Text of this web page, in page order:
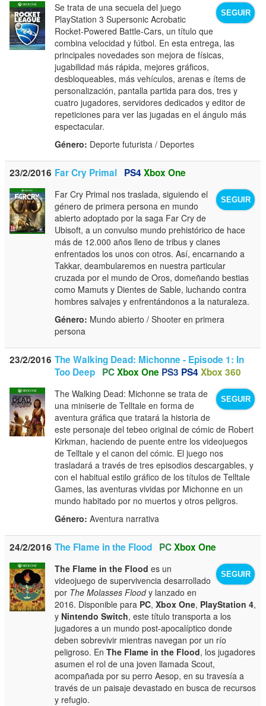
SEGUIR
Se trata de una secuela del juego
PlayStation 3 Supersonic Acrobatic
Rocket-Powered Battle-Cars, un título que
combina velocidad y fútbol. En esta entrega, las
principales novedades son mejora de físicas,
jugabilidad más rápida, mejores gráficos,
desbloqueables, más vehículos, arenas e ítems de
personalización, pantalla partida para dos, tres y
cuatro jugadores, servidores dedicados y editor de
repeticiones para ver las jugadas en el ángulo más
espectacular.
Género: Deporte futurista / Deportes
23/2/2016 Far Cry Primal PS4 Xbox One
SEGUIR
Far Cry Primal nos traslada, siguiendo el
género de primera persona en mundo
abierto adoptado por la saga Far Cry de
Ubisoft, a un convulso mundo prehistórico de hace
más de 12.000 años lleno de tribus y clanes
enfrentados los unos con otros. Así, encarnando a
Takkar, deambularemos en nuestra particular
cruzada por el mundo de Oros, domeñando bestias
como Mamuts y Dientes de Sable, luchando contra
hombres salvajes y enfrentándonos a la naturaleza.
Género: Mundo abierto / Shooter en primera
persona
23/2/2016 The Walking Dead: Michonne - Episode 1: In
Too Deep PCXbox One PS3 PS4 Xbox 360
SEGUIR
The Walking Dead: Michonne se trata de
una miniserie de Telltale en forma de
aventura gráfica que tratará la historia de
este personaje del tebeo original de cómic de Robert
Kirkman, haciendo de puente entre los videojuegos
de Telltale y el canon del cómic. El juego nos
trasladará a través de tres episodios descargables, y
con el habitual estilo gráfico de los títulos de Telltale
Games, las aventuras vividas por Michonne en un
mundo habitado por no muertos y otros peligros.
Género: Aventura narrativa
24/2/2016 The Flame in the Flood PCXbox One
SEGUIR
The Flame in the Flood es un
videojuego de supervivencia desarrollado
por The Molasses Floody lanzado en
2016. Disponible para PC,Xbox One, PlayStation 4,
y Nintendo Switch, este título transporta a los
jugadores a un mundo post-apocalíptico donde
deben sobrevivir mientras navegan por un río
peligroso. EnThe Flame in the Flood, los jugadores
asumen el rol de una joven llamada Scout,
acompañada por su perro Aesop, en su travesía a
través de un paisaje devastado en busca de recursos
y refugio.